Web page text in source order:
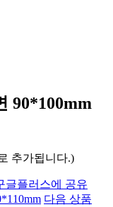
90*100mm
추가됩니다.)
다음 상품